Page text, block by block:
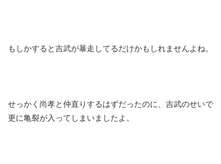
もしかすると吉武が暴走してるだけかもしれませんよね。
せっかく尚孝と仲直りするはずだったのに、吉武のせいで
更に亀裂が入ってしまいましたよ。